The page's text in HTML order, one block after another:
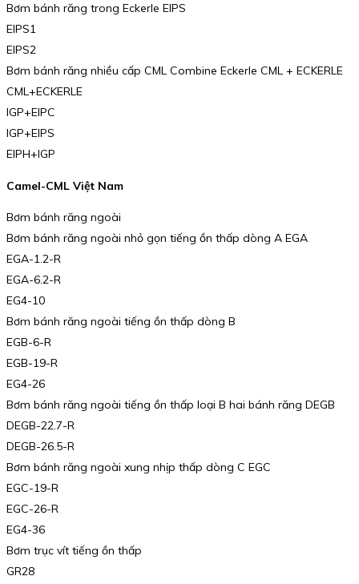
Bơm bánh răng trong Eckerle EIPS
EIPS1
EIPS2
Bơm bánh răng nhiều cấp CML Combine Eckerle CML + ECKERLE
CML+ECKERLE
IGP+EIPC
IGP+EIPS
EIPH+IGP
Camel-CML Việt Nam
Bơm bánh răng ngoài
Bơm bánh răng ngoài nhỏ gọn tiếng ồn thấp dòng A EGA
EGA-1.2-R
EGA-6.2-R
EG4-10
Bơm bánh răng ngoài tiếng ồn thấp dòng B
EGB-6-R
EGB-19-R
EG4-26
Bơm bánh răng ngoài tiếng ồn thấp loại B hai bánh răng DEGB
DEGB-22.7-R
DEGB-26.5-R
Bơm bánh răng ngoài xung nhịp thấp dòng C EGC
EGC-19-R
EGC-26-R
EG4-36
Bơm trục vít tiếng ồn thấp
GR28